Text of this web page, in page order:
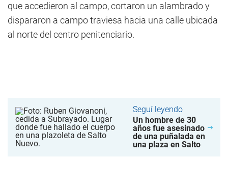
que accedieron al campo, cortaron un alambrado y
dispararon a campo traviesa hacia una calle ubicada
al norte del centro penitenciario.
Seguí leyendo
Un hombre de 30
años fue asesinado
de una puñalada en
una plaza en Salto